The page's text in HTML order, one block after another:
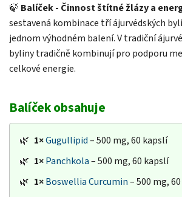
🍃 Balíček - Činnost štítné žlázy a
sestavená kombinace tří ájurvédských
jednom výhodném balení. V tradiční
byliny tradičně kombinují pro podporu
celkové energie.
Balíček obsahuje
🌿 1×Gugullipid– 500 mg, 60 kapslí
🌿 1×Panchkola– 500 mg, 60 kapslí
🌿 1×Boswellia Curcumin– 500 mg,